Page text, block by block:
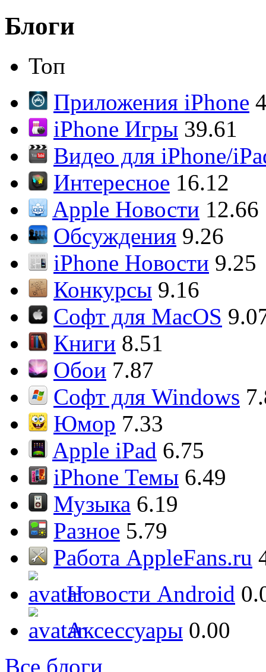
Блоги
Топ
Приложения iPhone
iPhone Игры 39.61
Видео для iPhone/
Интересное 16.12
Apple Новости 12.66
Обсуждения 9.26
iPhone Новости 9.25
Конкурсы 9.16
Софт для MacOS
Книги 8.51
Обои 7.87
Софт для Windows
Юмор 7.33
Apple iPad 6.75
iPhone Темы 6.49
Музыка 6.19
Разное 5.79
Работа AppleFans.ru
Новости Android
Аксессуары 0.00
Все блоги